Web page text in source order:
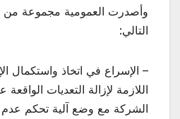
وأصدرت العمومية مجموعة من
التالي:
– الإسراع في اتخاذ واستكمال
اللازمة لإزالة التعديات
الشركة مع وضع آلية تحكم عدم